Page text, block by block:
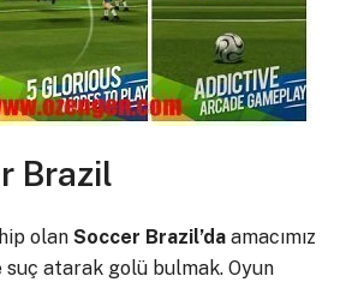
Brazil
olan Soccer Brazil’da amacımız
atarak golü bulmak. Oyun